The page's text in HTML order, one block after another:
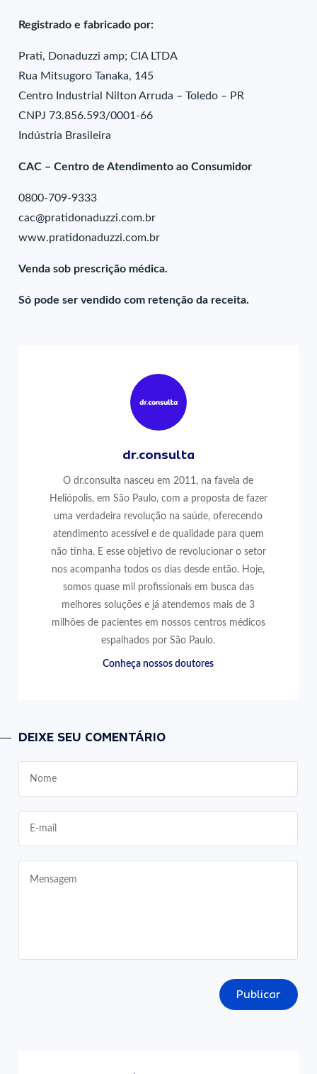
Registrado e fabricado por:
Prati, Donaduzzi amp; CIA LTDA
Rua Mitsugoro Tanaka, 145
Centro Industrial Nilton Arruda – Toledo – PR
CNPJ 73.856.593/0001-66
Indústria Brasileira
CAC – Centro de Atendimento ao Consumidor
0800-709-9333
cac@pratidonaduzzi.com.br
www.pratidonaduzzi.com.br
Venda sob prescrição médica.
Só pode ser vendido com retenção da receita.
dr.consulta
O dr.consulta nasceu em 2011, na favela de
Heliópolis, em São Paulo, com a proposta de fazer
uma verdadeira revolução na saúde, oferecendo
atendimento acessível e de qualidade para quem
não tinha. E esse objetivo de revolucionar o setor
nos acompanha todos os dias desde então. Hoje,
somos quase mil profissionais em busca das
melhores soluções e já atendemos mais de 3
milhões de pacientes em nossos centros médicos
espalhados por São Paulo.
Conheça nossos doutores
DEIXE SEU COMENTÁRIO
Publicar